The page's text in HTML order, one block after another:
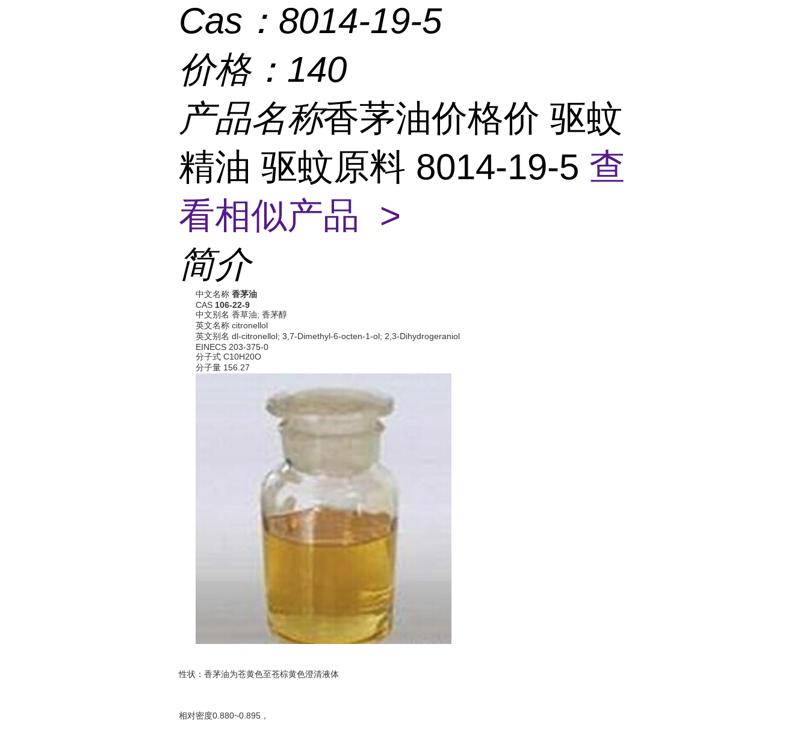
Cas： 8014-19-5
价格： 140
产品名称香茅油价格价 驱蚊
精油 驱蚊原料 8014-19-5 查
看相似产品 >
简介
中文名称 香茅油
CAS 106-22-9
中文别名 香草油; 香茅醇
英文名称 citronellol
英文别名 dl-citronellol; 3,7-Dimethyl-6-octen-1-ol; 2,3-Dihydrogeraniol
EINECS 203-375-0
分子式 C10H20O
分子量 156.27
性状：香茅油为苍黄色至苍棕黄色澄清液体
相对密度0.880~0.895，